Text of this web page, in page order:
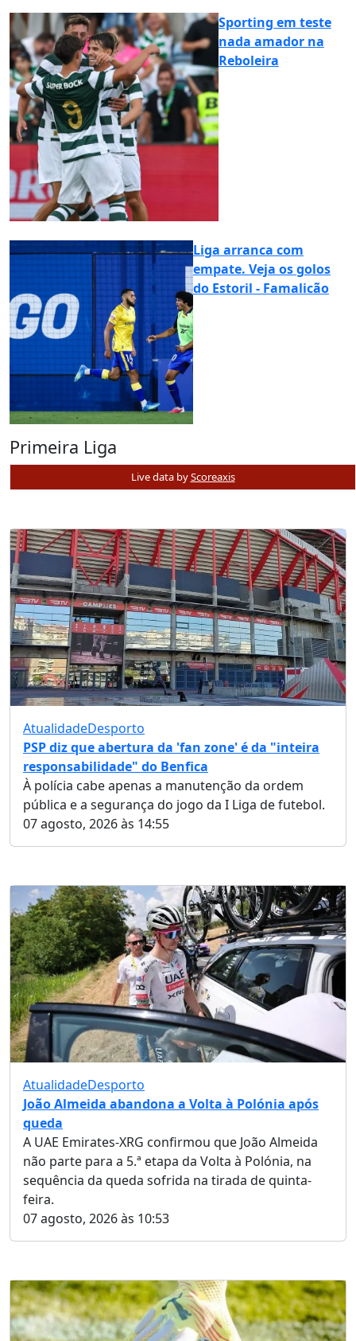
Sporting em teste
nada amador na
Reboleira
Liga arranca com
empate. Veja os golos
do Estoril - Famalicão
Primeira Liga
Live data byScoreaxis
AtualidadeDesporto
PSP diz que abertura da 'fan zone' é da "inteira
responsabilidade" do Benfica
À polícia cabe apenas a manutenção da ordem
pública e a segurança do jogo da I Liga de futebol.
07 agosto, 2026 às 14:55
AtualidadeDesporto
João Almeida abandona a Volta à Polónia após
queda
A UAE Emirates-XRG confirmou que João Almeida
não parte para a 5.ª etapa da Volta à Polónia, na
sequência da queda sofrida na tirada de quinta-
feira.
07 agosto, 2026 às 10:53